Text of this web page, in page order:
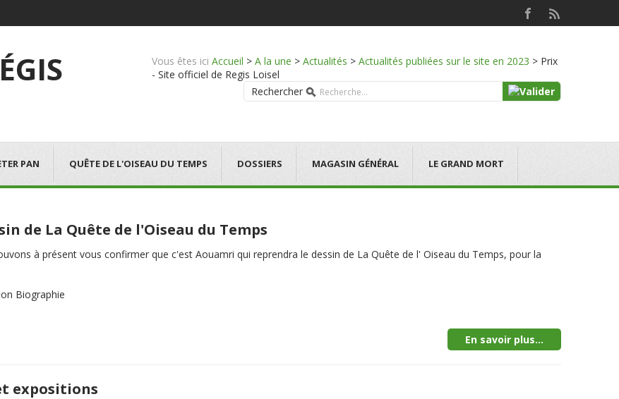
Vous êtes ici Accueil > A la une > Actualités > Actualités publiées sur le site en 2023 > Prix
- Site officiel de Regis Loisel
Rechercher
PAN QUÊTE DE L'OISEAU DU TEMPS DOSSIERS MAGASIN GÉNÉRAL LE GRAND MORT
de La Quête de l'Oiseau du Temps
à présent vous confirmer que c'est Aouamri qui reprendra le dessin de La Quête de l' Oiseau du Temps, pour la
Biographie
En savoir plus...
expositions